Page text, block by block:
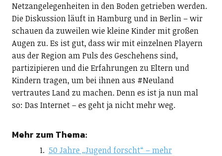
Netzangelegenheiten in den Boden getrieben werden.
Die Diskussion läuft in Hamburg und in Berlin – wir
schauen da zuweilen wie kleine Kinder mit großen
Augen zu. Es ist gut, dass wir mit einzelnen Playern
aus der Region am Puls des Geschehens sind,
partizipieren und die Erfahrungen zu Eltern und
Kindern tragen, um bei ihnen aus #Neuland
vertrautes Land zu machen. Denn es ist ja nun mal
so: Das Internet – es geht ja nicht mehr weg.
Mehr zum Thema:
50 Jahre „Jugend forscht“ – mehr